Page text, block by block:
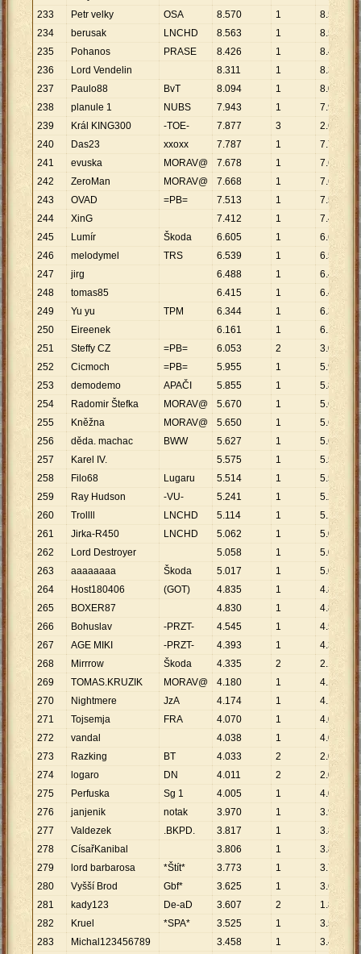
233
Petr velky OSA 8.570 1 8.570
234
berusak LNCHD 8.563 1 8.563
235
Pohanos PRASE 8.426 1 8.426
236
Lord Vendelin 8.311 1 8.311
237
Paulo88 BvT 8.094 1 8.094
238
planule 1 NUBS 7.943 1 7.943
239
Král KING300 -TOE- 7.877 3 2.626
240
Das23 xxoxx 7.787 1 7.787
241
evuska MORAV@ 7.678 1 7.678
242
ZeroMan MORAV@ 7.668 1 7.668
243
OVAD =PB= 7.513 1 7.513
244
XinG 7.412 1 7.412
245
Lumír Škoda 6.605 1 6.605
246
melodymel TRS 6.539 1 6.539
247
jirg 6.488 1 6.488
248
tomas85 6.415 1 6.415
249
Yu yu TPM 6.344 1 6.344
250
Eireenek 6.161 1 6.161
251
Steffy CZ =PB= 6.053 2 3.027
252
Cicmoch =PB= 5.955 1 5.955
253
demodemo APAČI 5.855 1 5.855
254
Radomir Štefka MORAV@ 5.670 1 5.670
255
Kněžna MORAV@ 5.650 1 5.650
256
děda. machac BWW 5.627 1 5.627
257
Karel IV. 5.575 1 5.575
258
Filo68 Lugaru 5.514 1 5.514
259
Ray Hudson -VU- 5.241 1 5.241
260
Trollll LNCHD 5.114 1 5. 114
261
Jirka-R450 LNCHD 5.062 1 5.062
262
Lord Destroyer 5.058 1 5.058
263
aaaaaaaa Škoda 5.017 1 5.017
264
Host180406 (GOT) 4.835 1 4.835
265
BOXER87 4.830 1 4.830
266
Bohuslav -PRZT- 4.545 1 4.545
267
AGE MIKI -PRZT- 4.393 1 4.393
268
Mirrrow Škoda 4.335 2 2. 168
269
TOMAS.KRUZIK MORAV@ 4.180 1 4. 180
270
Nightmere JzA 4.174 1 4.
271
Tojsemja FRA 4.070 1 4.070
272
vandal 4.038 1 4.038
273
Razking BT 4.033 2 2.017
274
logaro DN 4.011 2 2.006
275
Perfuska Sg 1 4.005 1 4.005
276
janjenik notak 3.970 1 3.970
277
Valdezek .BKPD. 3.817 1 3.817
278
CísařKanibal 3.806 1 3.806
279
lord barbarosa *Štít* 3.773 1 3.773
280
Vyšší Brod Gbf* 3.625 1 3.625
281
kady123 De-aD 3.607 2 1.804
282
Kruel *SPA* 3.525 1 3.525
283
Michal123456789 3.458 1 3.458